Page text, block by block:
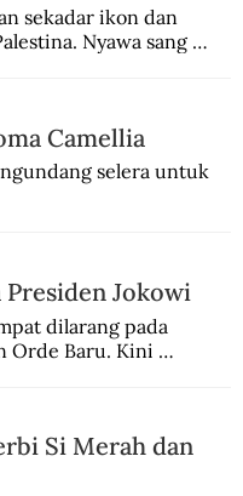
sekadar ikon dan
Nyawa sang
Camellia
selera untuk
Jokowi
dilarang pada
Orde Baru. Kini
Si Merah dan